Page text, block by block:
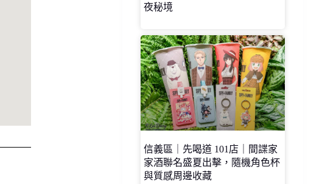
夜秘境
信義區｜先喝道 101店｜間諜家
家酒聯名盛夏出擊，隨機角色杯
與質感周邊收藏